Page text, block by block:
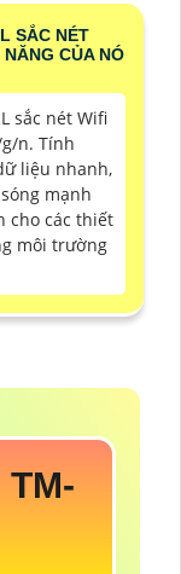
SẮC NÉT
CỦA NÓ
sắc nét Wifi
n. Tính
liệu nhanh,
mạnh
cho các thiết
môi trường
TM-